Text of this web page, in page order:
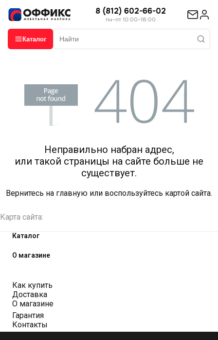
8 (812) 602-66-02
пн–пт 10:00–18:00
Каталог
Неправильно набран адрес,
или такой страницы на сайте больше не
существует.
Вернитесь на главную или воспользуйтесь картой сайта.
Карта сайта:
Каталог
О магазине
Как купить
Доставка
О магазине
Гарантия
Контакты